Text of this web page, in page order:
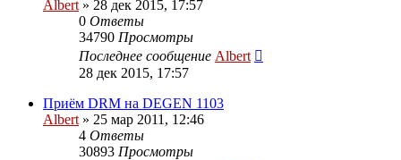
Albert » 28 дек 2015, 17:57
0 Ответы
34790 Просмотры
Последнее сообщение Albert
28 дек 2015, 17:57
Приём DRM на DEGEN 1103
Albert » 25 мар 2011, 12:46
4 Ответы
30893 Просмотры